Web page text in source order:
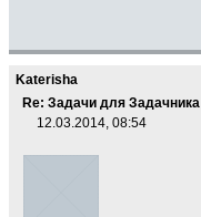
Katerisha
Re: Задачи для Задачника
12.03.2014, 08:54